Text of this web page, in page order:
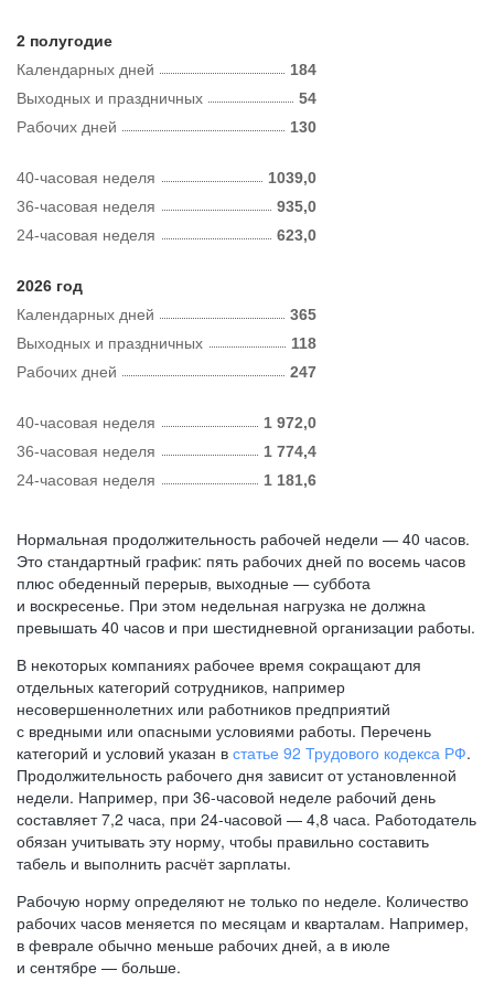
2 полугодие
Календарных дней
184
Рабочих дней 130
Выходных и праздничных 54
40-часовая неделя
1039,0
36-часовая неделя
935,0
24-часовая неделя
623,0
2026 год
Календарных дней
365
Рабочих дней 247
Выходных и праздничных 118
40-часовая неделя
1 972,0
36-часовая неделя
1 774,4
24-часовая неделя
1 181,6
Нормальная продолжительность рабочей недели — 40 часов.
Это стандартный график: пять рабочих дней по восемь часов
плюс обеденный перерыв, выходные — суббота
и воскресенье. При этом недельная нагрузка не должна
превышать 40 часов и при шестидневной организации работы.
В некоторых компаниях рабочее время сокращают для
отдельных категорий сотрудников, например
несовершеннолетних или работников предприятий
с вредными или опасными условиями работы. Перечень
категорий и условий указан в статье 92 Трудового кодекса РФ.
Продолжительность рабочего дня зависит от установленной
недели. Например, при 36-часовой неделе рабочий день
составляет 7,2 часа, при 24-часовой — 4,8 часа. Работодатель
обязан учитывать эту норму, чтобы правильно составить
табель и выполнить расчёт зарплаты.
Рабочую норму определяют не только по неделе. Количество
рабочих часов меняется по месяцам и кварталам. Например,
в феврале обычно меньше рабочих дней, а в июле
и сентябре — больше.